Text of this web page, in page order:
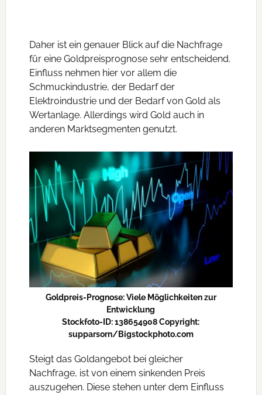
Daher ist ein genauer Blick auf die Nachfrage
für eine Goldpreisprognose sehr entscheidend.
Einfluss nehmen hier vor allem die
Schmuckindustrie, der Bedarf der
Elektroindustrie und der Bedarf von Gold als
Wertanlage. Allerdings wird Gold auch in
anderen Marktsegmenten genutzt.
Goldpreis-Prognose: Viele Möglichkeiten zur
Entwicklung
Stockfoto-ID: 138654908 Copyright:
supparsorn/Bigstockphoto.com
Steigt das Goldangebot bei gleicher
Nachfrage, ist von einem sinkenden Preis
auszugehen. Diese stehen unter dem Einfluss